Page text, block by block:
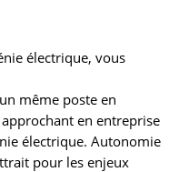
électrique, vous
même poste en
en entreprise
électrique. Autonomie
pour les enjeux